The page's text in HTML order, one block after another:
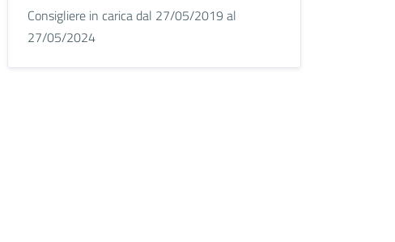
Consigliere in carica dal 27/05/2019 al
27/05/2024